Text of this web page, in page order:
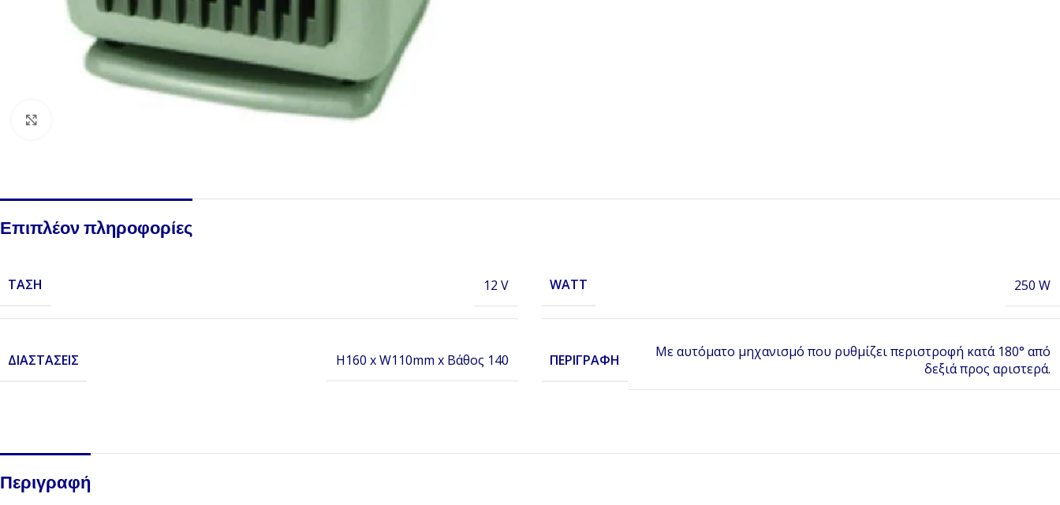
Επιπλέον πληροφορίες
ΤΆΣΗ 12 V WATT 250 W
ΔΙΑΣΤΆΣΕΙΣ H160 x W110mm x Βάθος 140 ΠΕΡΙΓΡΑΦΉ
Με αυτόματο μηχανισμό που ρυθμίζει περιστροφή κατά 180° από
δεξιά προς αριστερά.
Περιγραφή